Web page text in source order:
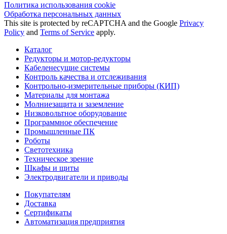
Политика использования сookie
Обработка персональных данных
This site is protected by reCAPTCHA and the Google Privacy
Policy and Terms of Service apply.
Каталог
Редукторы и мотор-редукторы
Кабеленесущие системы
Контроль качества и отслеживания
Контрольно-измерительные приборы (КИП)
Материалы для монтажа
Молниезащита и заземление
Низковольтное оборудование
Программное обеспечение
Промышленные ПК
Роботы
Светотехника
Техническое зрение
Шкафы и щиты
Электродвигатели и приводы
Покупателям
Доставка
Сертификаты
Автоматизация предприятия